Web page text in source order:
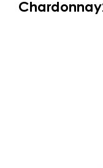
Chardonnay